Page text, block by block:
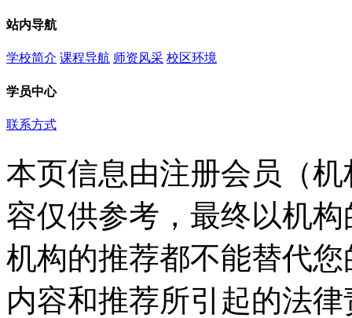
站内导航
学校简介 课程导航 师资风采 校区环境
学员中心
联系方式
本页信息由注册会员（
容仅供参考，最终以机
机构的推荐都不能替代
内容和推荐所引起的法